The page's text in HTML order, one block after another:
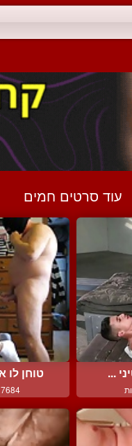
עוד סרטים חמים
... טוחן לו
7684 צפיות